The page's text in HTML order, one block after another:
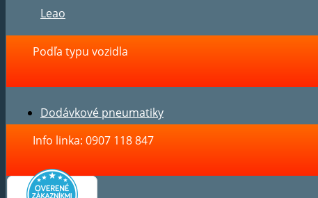
Leao
Podľa typu vozidla
Dodávkové pneumatiky
Info linka: 0907 118 847